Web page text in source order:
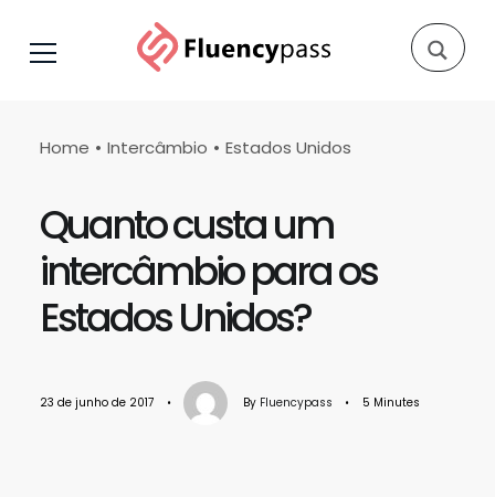
Home Intercâmbio Estados Unidos
Quanto custa um
intercâmbio para os
Estados Unidos?
23 de junho de 2017 • By Fluencypass • 5 Minutes